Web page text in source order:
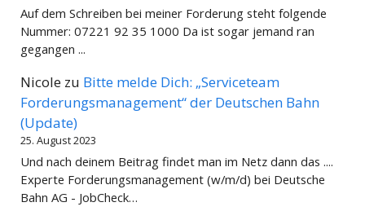
Auf dem Schreiben bei meiner Forderung steht folgende
Nummer: 07221 92 35 1000 Da ist sogar jemand ran
gegangen ...
Nicole zu Bitte melde Dich: „Serviceteam
Forderungsmanagement“ der Deutschen Bahn
(Update)
25. August 2023
Und nach deinem Beitrag findet man im Netz dann das ....
Experte Forderungsmanagement (w/m/d) bei Deutsche
Bahn AG - JobCheck…